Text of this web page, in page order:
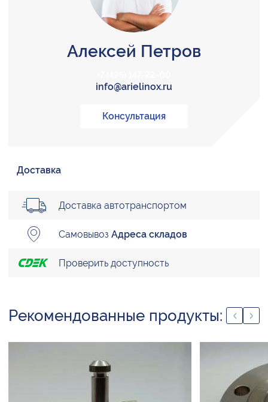
Алексей Петров
info@arielinox.ru
Консультация
Доставка
Доставка автотранспортом
Самовывоз Адреса складов
Проверить доступность
Рекомендованные продукты: